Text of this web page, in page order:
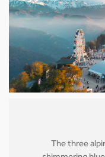
The three